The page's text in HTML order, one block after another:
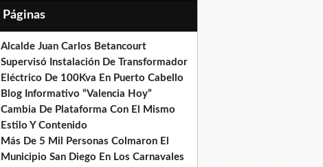
Páginas
Alcalde Juan Carlos Betancourt
Supervisó Instalación De Transformador
Eléctrico De 100Kva En Puerto Cabello
Blog Informativo “Valencia Hoy”
Cambia De Plataforma Con El Mismo
Estilo Y Contenido
Más De 5 Mil Personas Colmaron El
Municipio San Diego En Los Carnavales